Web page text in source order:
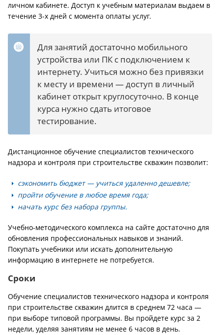
личном кабинете. Доступ к учебным материалам выдаем в
течение 3-х дней с момента оплаты услуг.
Для занятий достаточно мобильного
устройства или ПК с подключением к
интернету. Учиться можно без привязки
к месту и времени — доступ в личный
кабинет открыт круглосуточно. В конце
курса нужно сдать итоговое
тестирование.
Дистанционное обучение специалистов технического
надзора и контроля при строительстве скважин позволит:
сэкономить бюджет — учиться удаленно дешевле;
пройти обучение в любое время года;
начать курс без набора группы.
Учебно-методического комплекса на сайте достаточно для
обновления профессиональных навыков и знаний.
Покупать учебники или искать дополнительную
информацию в интернете не потребуется.
Сроки
Обучение специалистов технического надзора и контроля
при строительстве скважин длится в среднем 72 часа —
при выборе типовой программы. Вы пройдете курс за 2
недели, уделяя занятиям не менее 6 часов в день.